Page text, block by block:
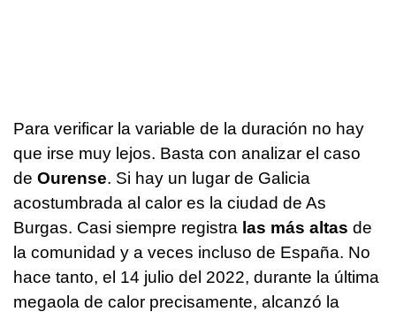
Para verificar la variable de la duración no hay
que irse muy lejos. Basta con analizar el caso
de Ourense. Si hay un lugar de Galicia
acostumbrada al calor es la ciudad de As
Burgas. Casi siempre registra las más altas de
la comunidad y a veces incluso de España. No
hace tanto, el 14 julio del 2022, durante la última
megaola de calor precisamente, alcanzó la